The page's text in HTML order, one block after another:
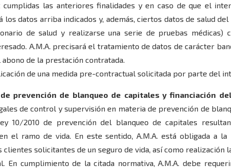
cumplidas las anteriores finalidades y en caso de que el
los datos arriba indicados y, además, ciertos datos de salud
de salud y realizarse una serie de pruebas
A.M.A. precisará el tratamiento de datos de carácter
de la prestación contratada.
de una medida pre-contractual solicitada por parte del
prevención de blanqueo de capitales y financiación
de control y supervisión en materia de prevención de
10/2010 de prevención del blanqueo de capitales
el ramo de vida. En este sentido, A.M.A. está obligada a
solicitantes de un seguro de vida, así como realización
En cumplimiento de la citada normativa, A.M.A. debe